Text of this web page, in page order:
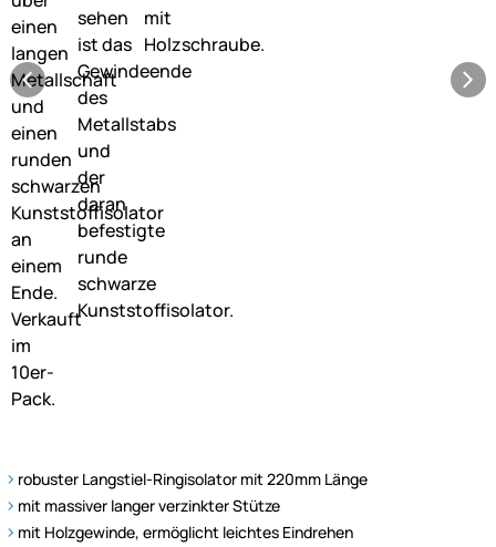
robuster Langstiel-Ringisolator mit 220mm Länge
mit massiver langer verzinkter Stütze
mit Holzgewinde, ermöglicht leichtes Eindrehen